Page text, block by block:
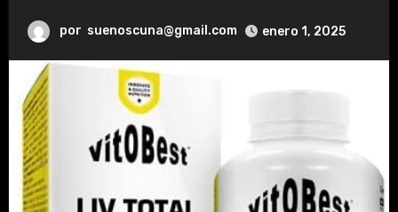
por suenoscuna@gmail.com enero 1, 2025